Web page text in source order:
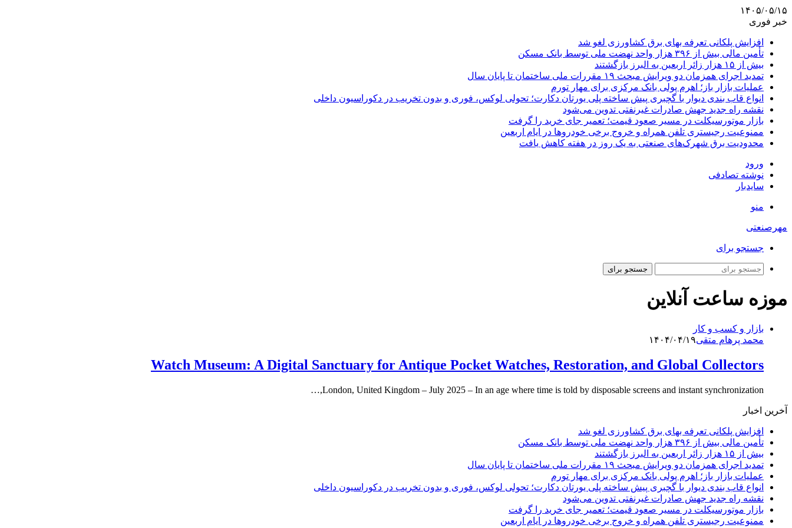
۱۴۰۵/۰۵/۱۵
خبر فوری
افزایش پلکانی تعرفه بهای برق کشاورزی لغو شد
تأمین مالی بیش از ۳۹۶ هزار واحد نهضت ملی توسط بانک مسکن
بیش از ۱۵ هزار زائر اربعین به البرز بازگشتند
تمدید اجرای همزمان دو ویرایش مبحث ۱۹ مقررات ملی ساختمان تا پایان سال
عملیات بازار باز؛ اهرم پولی بانک مرکزی برای مهار تورم
انواع قاب بندی دیوار با گچبری پیش ساخته پلی یورتان دکارت؛ تحولی لوکس، فوری و بدون تخریب در دکوراسیون داخلی
نقشه راه جدید جهش صادرات غیرنفتی تدوین می‌شود
بازار موتورسیکلت در مسیر صعود قیمت؛ تعمیر جای خرید را گرفت
ممنوعیت رجیستری تلفن همراه و خروج برخی خودروها در ایام اربعین
محدودیت برق شهرک‌های صنعتی به یک روز در هفته کاهش یافت
ورود
نوشته تصادفی
سایدبار
منو
مهرصنعتی
جستجو برای
جستجو برای
موزه ساعت آنلاین
بازار و کسب و کار
محمد پرهام متقی۱۴۰۴/۰۴/۱۹
Watch Museum: A Digital Sanctuary for Antique Pocket Watches, Restoration, and Global Collectors
London, United Kingdom – July 2025 – In an age where time is told by disposable screens and instant synchronization,…
آخرین اخبار
افزایش پلکانی تعرفه بهای برق کشاورزی لغو شد
تأمین مالی بیش از ۳۹۶ هزار واحد نهضت ملی توسط بانک مسکن
بیش از ۱۵ هزار زائر اربعین به البرز بازگشتند
تمدید اجرای همزمان دو ویرایش مبحث ۱۹ مقررات ملی ساختمان تا پایان سال
عملیات بازار باز؛ اهرم پولی بانک مرکزی برای مهار تورم
انواع قاب بندی دیوار با گچبری پیش ساخته پلی یورتان دکارت؛ تحولی لوکس، فوری و بدون تخریب در دکوراسیون داخلی
نقشه راه جدید جهش صادرات غیرنفتی تدوین می‌شود
بازار موتورسیکلت در مسیر صعود قیمت؛ تعمیر جای خرید را گرفت
ممنوعیت رجیستری تلفن همراه و خروج برخی خودروها در ایام اربعین